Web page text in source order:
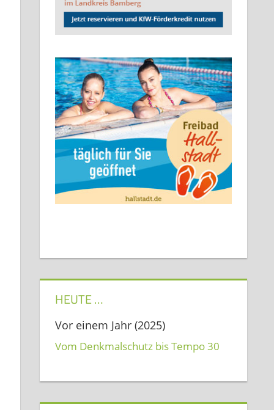
HEUTE …
Vor einem Jahr (2025)
Vom Denkmalschutz bis Tempo 30